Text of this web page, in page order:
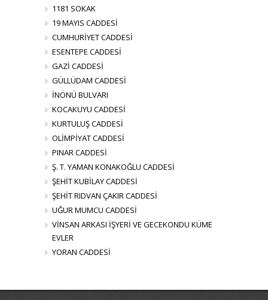
1181 SOKAK
19 MAYIS CADDESİ
CUMHURİYET CADDESİ
ESENTEPE CADDESİ
GAZİ CADDESİ
GÜLLÜDAM CADDESİ
İNÖNÜ BULVARI
KOCAKUYU CADDESİ
KURTULUŞ CADDESİ
OLİMPİYAT CADDESİ
PINAR CADDESİ
Ş. T. YAMAN KONAKOĞLU CADDESİ
ŞEHİT KUBİLAY CADDESİ
ŞEHİT RIDVAN ÇAKIR CADDESİ
UĞUR MUMCU CADDESİ
VİNSAN ARKASI İŞYERİ VE GECEKONDU KÜME
EVLER
YORAN CADDESİ